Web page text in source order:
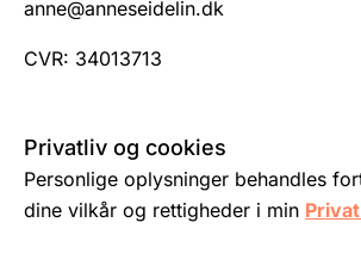
anne@anneseidelin.dk
CVR: 34013713
Privatliv og cookies
Personlige oplysninger behandles
dine vilkår og rettigheder i min